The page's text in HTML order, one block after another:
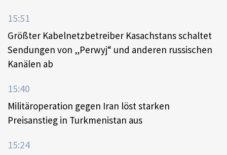
15:51
Größter Kabelnetzbetreiber Kasachstans schaltet
Sendungen von „Perwyj“ und anderen russischen
Kanälen ab
15:40
Militäroperation gegen Iran löst starken
Preisanstieg in Turkmenistan aus
15:24